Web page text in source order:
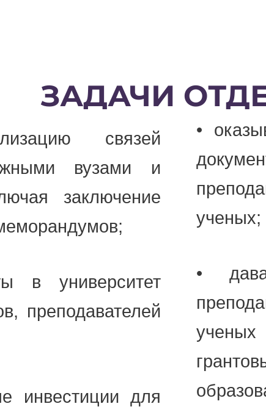
ЗАДАЧИ
связей
вузами и
заключение
в университет
преподавателей
инвестиции для
•
ученых;
•